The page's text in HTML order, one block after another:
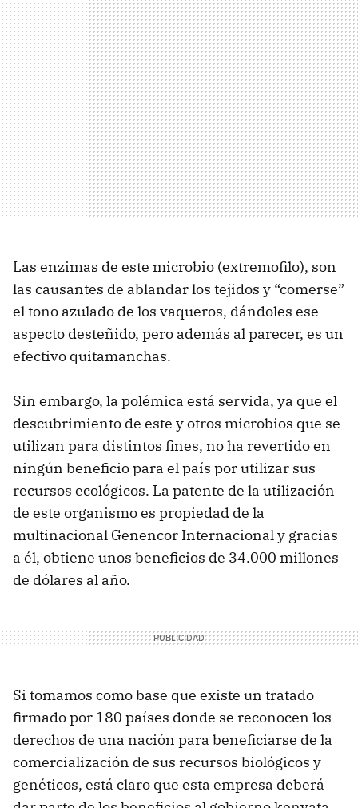
Las enzimas de este microbio (extremofilo), son
las causantes de ablandar los tejidos y “comerse”
el tono azulado de los vaqueros, dándoles ese
aspecto desteñido, pero además al parecer, es un
efectivo quitamanchas.
Sin embargo, la polémica está servida, ya que el
descubrimiento de este y otros microbios que se
utilizan para distintos fines, no ha revertido en
ningún beneficio para el país por utilizar sus
recursos ecológicos. La patente de la utilización
de este organismo es propiedad de la
multinacional Genencor Internacional y gracias
a él, obtiene unos beneficios de 34.000 millones
de dólares al año.
Si tomamos como base que existe un tratado
firmado por 180 países donde se reconocen los
derechos de una nación para beneficiarse de la
comercialización de sus recursos biológicos y
genéticos, está claro que esta empresa deberá